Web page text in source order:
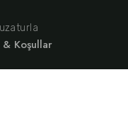
Koşullar